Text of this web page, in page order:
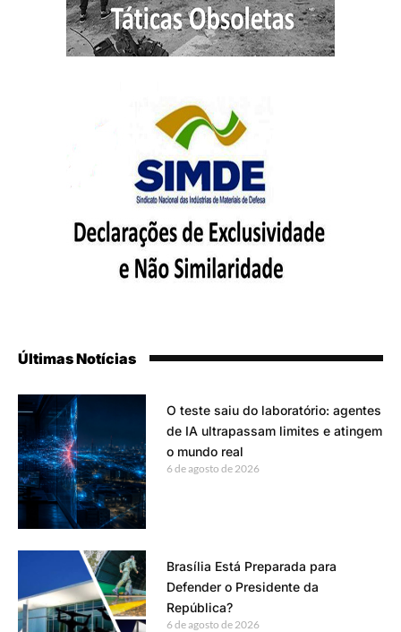
Últimas Notícias
O teste saiu do laboratório: agentes
de IA ultrapassam limites e atingem
o mundo real
6 de agosto de 2026
Brasília Está Preparada para
Defender o Presidente da
República?
6 de agosto de 2026